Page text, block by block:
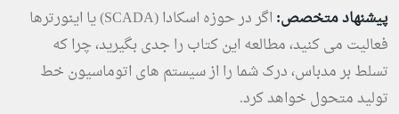
پیشنهاد متخصص:
اگر در حوزه اسکادا (SCADA) یا اینورترها
فعالیت می کنید، مطالعه این کتاب را جدی بگیرید، چرا که
تسلط بر مدباس، درک شما را از سیستم های اتوماسیون خط
تولید متحول خواهد کرد.